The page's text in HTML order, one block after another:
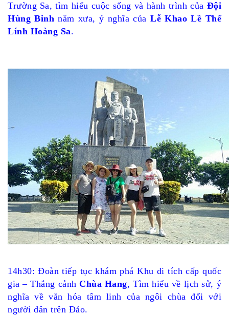
Trường Sa, tìm hiểu cuộc sống và hành trình của Đội
Hùng Binh năm xưa, ý nghĩa củaLễ Khao Lề Thế
Lính Hoàng Sa.
14h30: Đoàn tiếp tục khám phá Khu di tích cấp quốc
gia – Thắng cảnhChùa Hang, Tìm hiểu về lịch sử, ý
nghĩa về văn hóa tâm linh của ngôi chùa đối với
người dân trên Đảo.